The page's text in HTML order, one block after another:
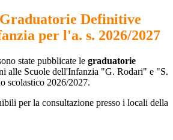
Definitive
per l'a. s. 2026/2027
state pubblicate le graduatorie
alle Scuole dell'Infanzia "G. Rodari" e "S.
scolastico 2026/2027.
per la consultazione presso i locali della